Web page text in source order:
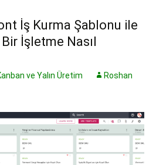
İş Kurma Şablonu ile
İşletme Nasıl
ve Yalın Üretim
Roshan